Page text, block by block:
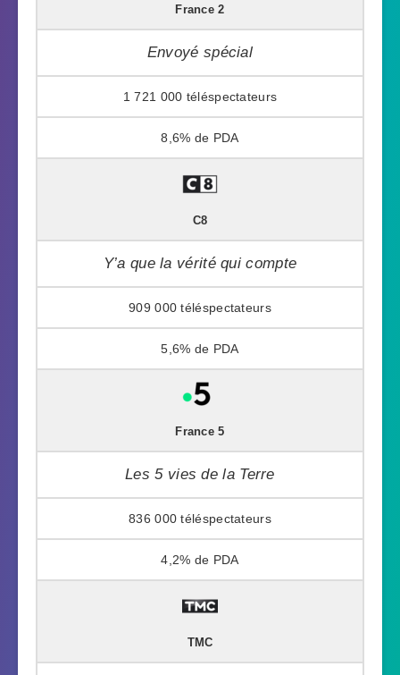
France 2
Envoyé spécial
1 721 000
8,6%
C8
Y’a que la vérité qui compte
909 000
5,6%
France 5
Les 5 vies de la Terre
836 000
4,2%
TMC